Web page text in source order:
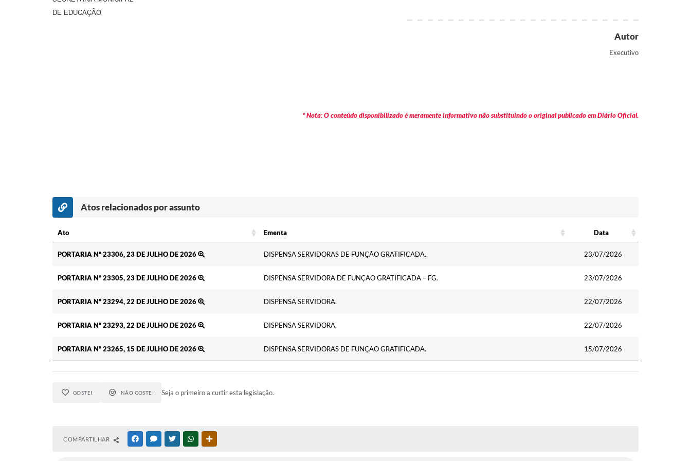
DE EDUCAÇÃO
Autor
Executivo
* Nota: O conteúdo disponibilizado é meramente informativo não substituindo o original publicado em Diário Oficial.
Atos relacionados por assunto
Ato Ementa
Data
PORTARIA Nº 23306, 23 DE JULHO DE 2026
DISPENSA SERVIDORAS DE FUNÇÃO GRATIFICADA. 23/07/2026
PORTARIA Nº 23305, 23 DE JULHO DE 2026 DISPENSA SERVIDORA DE FUNÇÃO GRATIFICADA – FG. 23/07/2026
PORTARIA Nº 23294, 22 DE JULHO DE 2026 DISPENSA SERVIDORA. 22/07/2026
PORTARIA Nº 23293, 22 DE JULHO DE 2026 DISPENSA SERVIDORA. 22/07/2026
PORTARIA Nº 23265, 15 DE JULHO DE 2026 DISPENSA SERVIDORAS DE FUNÇÃO GRATIFICADA. 15/07/2026
GOSTEI NÃO GOSTEI Seja o primeiro a curtir esta legislação.
COMPARTILHAR FACEBOOKMESSENGER
TWITTERWHATSAPP